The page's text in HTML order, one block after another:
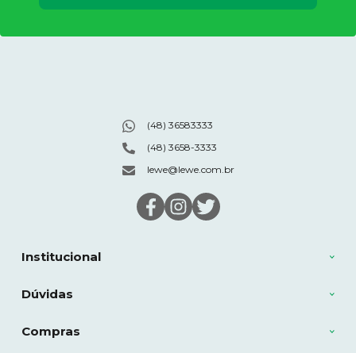
Institucional
Dúvidas
Compras
(48) 36583333
(48) 3658-3333
lewe@lewe.com.br